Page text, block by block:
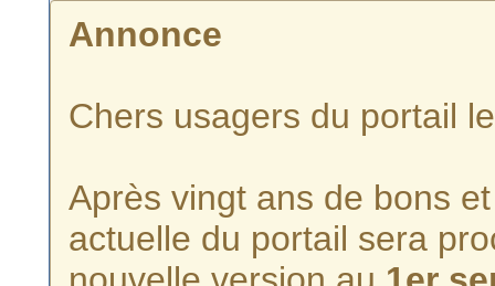
Annonce
Chers usagers du portail
Après vingt ans de bons
actuelle du portail sera